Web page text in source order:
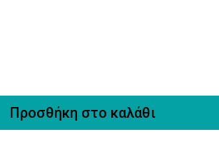
Προσθήκη στο καλάθι